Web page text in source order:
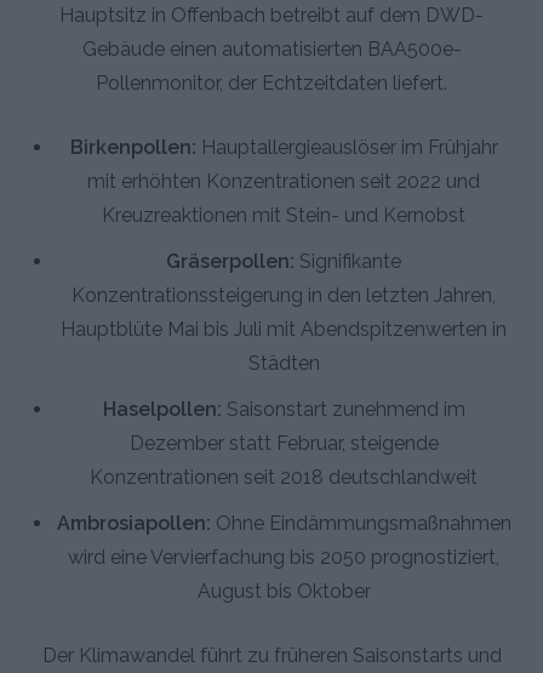
Hauptsitz in Offenbach betreibt auf dem DWD-
Gebäude einen automatisierten BAA500e-
Pollenmonitor, der Echtzeitdaten liefert.
Birkenpollen: Hauptallergieauslöser im Frühjahr
mit erhöhten Konzentrationen seit 2022 und
Kreuzreaktionen mit Stein- und Kernobst
Gräserpollen: Signifikante
Konzentrationssteigerung in den letzten Jahren,
Hauptblüte Mai bis Juli mit Abendspitzenwerten in
Städten
Haselpollen: Saisonstart zunehmend im
Dezember statt Februar, steigende
Konzentrationen seit 2018 deutschlandweit
Ambrosiapollen: Ohne Eindämmungsmaßnahmen
wird eine Vervierfachung bis 2050 prognostiziert,
August bis Oktober
Der Klimawandel führt zu früheren Saisonstarts und